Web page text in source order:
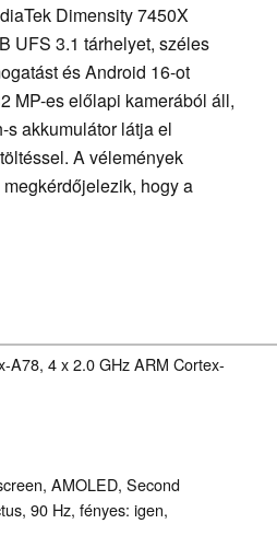
Dimensity 7450X
UFS 3.1 tárhelyet, széles
és Android 16-ot
MP-es előlapi kamerából áll,
s akkumulátor látja el
A vélemények
hogy a
A78, 4 x 2.0 GHz ARM Cortex-
AMOLED, Second
90 Hz, fényes: igen,